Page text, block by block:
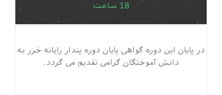
18 ساعت
در پایان این دوره گواهی پایان دوره پندار رایانه خزر به
دانش آموختگان گرامی تقدیم می گردد.